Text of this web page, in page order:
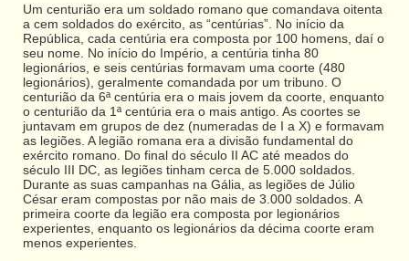
Um centurião era um soldado romano que comandava oitenta
a cem soldados do exército, as “centúrias”. No início da
República, cada centúria era composta por 100 homens, daí o
seu nome. No início do Império, a centúria tinha 80
legionários, e seis centúrias formavam uma coorte (480
legionários), geralmente comandada por um tribuno. O
centurião da 6ª centúria era o mais jovem da coorte, enquanto
o centurião da 1ª centúria era o mais antigo. As coortes se
juntavam em grupos de dez (numeradas de I a X) e formavam
as legiões. A legião romana era a divisão fundamental do
exército romano. Do final do século II AC até meados do
século III DC, as legiões tinham cerca de 5.000 soldados.
Durante as suas campanhas na Gália, as legiões de Júlio
César eram compostas por não mais de 3.000 soldados. A
primeira coorte da legião era composta por legionários
experientes, enquanto os legionários da décima coorte eram
menos experientes.